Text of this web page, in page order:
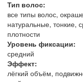
Тип волос:
все типы волос,
натуральные, тонкие,
плотности
Уровень фиксации:
средний
Эффект:
лёгкий объём,